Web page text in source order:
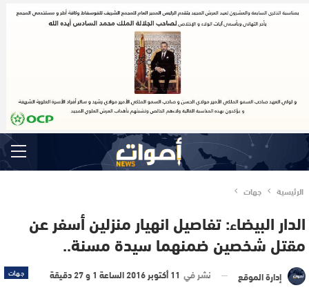
الرئيسية جهات
الدار البيضاء: تفاصيل انهيار منزلين أسفر عن
مقتل شخصين ضمنهما سيدة مسنة..
جهات إدارة الموقع نشر في 11 أكتوبر 2016 الساعة 1 و 27 دقيقة